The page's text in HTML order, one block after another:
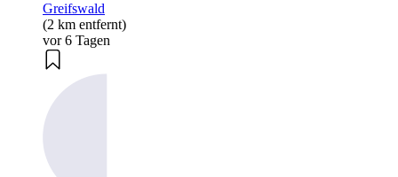
Greifswald
(2 km entfernt)
vor 6 Tagen